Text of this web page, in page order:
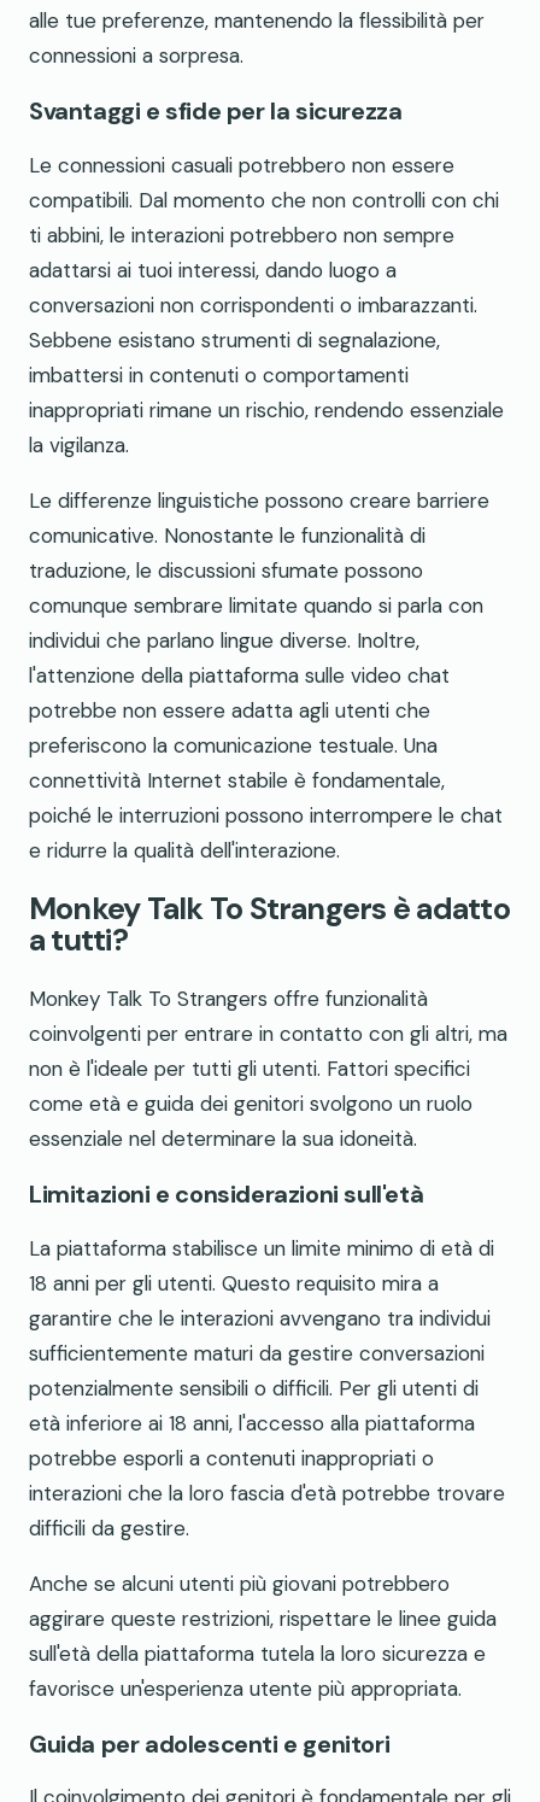
alle tue preferenze, mantenendo la flessibilità per
connessioni a sorpresa.
Svantaggi e sfide per la sicurezza
Le connessioni casuali potrebbero non essere
compatibili. Dal momento che non controlli con chi
ti abbini, le interazioni potrebbero non sempre
adattarsi ai tuoi interessi, dando luogo a
conversazioni non corrispondenti o imbarazzanti.
Sebbene esistano strumenti di segnalazione,
imbattersi in contenuti o comportamenti
inappropriati rimane un rischio, rendendo essenziale
la vigilanza.
Le differenze linguistiche possono creare barriere
comunicative. Nonostante le funzionalità di
traduzione, le discussioni sfumate possono
comunque sembrare limitate quando si parla con
individui che parlano lingue diverse. Inoltre,
l'attenzione della piattaforma sulle video chat
potrebbe non essere adatta agli utenti che
preferiscono la comunicazione testuale. Una
connettività Internet stabile è fondamentale,
poiché le interruzioni possono interrompere le chat
e ridurre la qualità dell'interazione.
Monkey Talk To Strangers è adatto
a tutti?
Monkey Talk To Strangers offre funzionalità
coinvolgenti per entrare in contatto con gli altri, ma
non è l'ideale per tutti gli utenti. Fattori specifici
come età e guida dei genitori svolgono un ruolo
essenziale nel determinare la sua idoneità.
Limitazioni e considerazioni sull'età
La piattaforma stabilisce un limite minimo di età di
18 anni per gli utenti. Questo requisito mira a
garantire che le interazioni avvengano tra individui
sufficientemente maturi da gestire conversazioni
potenzialmente sensibili o difficili. Per gli utenti di
età inferiore ai 18 anni, l'accesso alla piattaforma
potrebbe esporli a contenuti inappropriati o
interazioni che la loro fascia d'età potrebbe trovare
difficili da gestire.
Anche se alcuni utenti più giovani potrebbero
aggirare queste restrizioni, rispettare le linee guida
sull'età della piattaforma tutela la loro sicurezza e
favorisce un'esperienza utente più appropriata.
Guida per adolescenti e genitori